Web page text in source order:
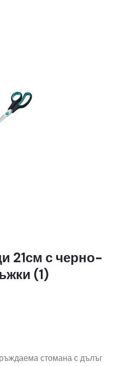
21см с черно-
(1)
стомана с дълъг